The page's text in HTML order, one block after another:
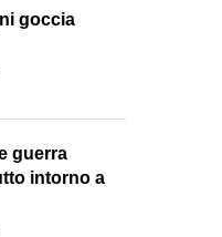
goccia
guerra
intorno a